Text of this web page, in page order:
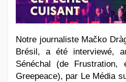
Notre journaliste Mačko
Brésil, a été interviewé,
Sénéchal (de Frustration,
Greepeace), par Le Média